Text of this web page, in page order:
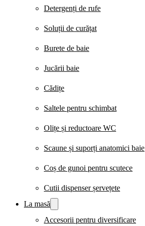
Detergenți de rufe
Soluții de curățat
Burete de baie
Jucării baie
Cădițe
Saltele pentru schimbat
Olițe și reductoare WC
Scaune și suporți anatomici baie
Coș de gunoi pentru scutece
Cutii dispenser șervețete
La masă
Accesorii pentru diversificare